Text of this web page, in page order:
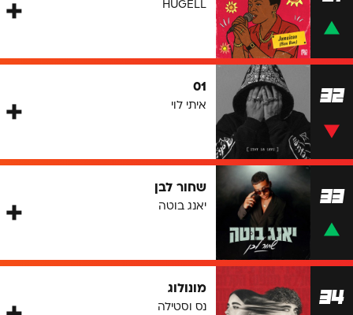
HUGELL
32
01
איתי לוי
33 שחור לבן
יאנג בוטה
34 מונולוג
נס וסטילה